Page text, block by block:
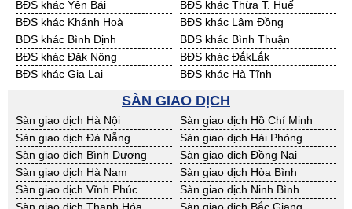
BĐS khác Yên Bái
BĐS khác Thừa T. Huế
BĐS khác Khánh Hoà
BĐS khác Lâm Đồng
BĐS khác Bình Định
BĐS khác Bình Thuận
BĐS khác Đăk Nông
BĐS khác ĐắkLắk
BĐS khác Gia Lai
BĐS khác Hà Tĩnh
BĐS khác Ninh Thuận
BĐS khác Phú Yên
BĐS khác Quảng Bình
BĐS khác Quảng Nam
BĐS khác Quảng Ngãi
BĐS khác Bà Rịa - VT
BĐS khác Cần Thơ
BĐS khác An Giang
BĐS khác Bạc Liêu
BĐS khác Bến Tre
BĐS khác Bình Phước
BĐS khác Cà Mau
SÀN GIAO DỊCH
Sàn giao dịch Hà Nội
Sàn giao dịch Hồ Chí Minh
Sàn giao dịch Đà Nẵng
Sàn giao dịch Hải Phòng
Sàn giao dịch Bình Dương
Sàn giao dịch Đồng Nai
Sàn giao dịch Hà Nam
Sàn giao dịch Hòa Bình
Sàn giao dịch Vĩnh Phúc
Sàn giao dịch Ninh Bình